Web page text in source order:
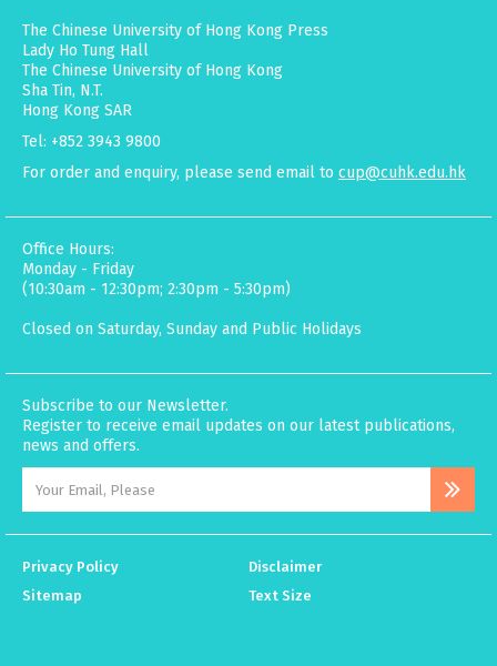
The Chinese University of Hong Kong Press
Lady Ho Tung Hall
The Chinese University of Hong Kong
Sha Tin, N.T.
Hong Kong SAR
Tel: +852 3943 9800
For order and enquiry, please send email to cup@cuhk.edu.hk
Office Hours:
Monday - Friday
(10:30am - 12:30pm; 2:30pm - 5:30pm)
Closed on Saturday, Sunday and Public Holidays
Subscribe to our Newsletter.
Register to receive email updates on our latest publications,
news and offers.
Privacy Policy
Disclaimer
Sitemap
Text Size